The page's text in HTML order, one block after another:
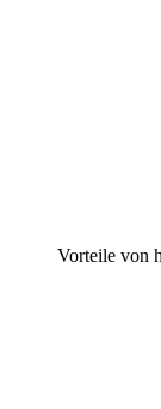
Vorteile von